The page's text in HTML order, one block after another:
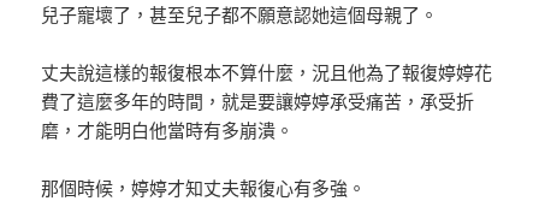
兒子寵壞了，甚至兒子都不願意認她這個母親了。
丈夫說這樣的報復根本不算什麼，況且他為了報復婷婷花
費了這麼多年的時間，就是要讓婷婷承受痛苦，承受折
磨，才能明白他當時有多崩潰。
那個時候，婷婷才知丈夫報復心有多強。